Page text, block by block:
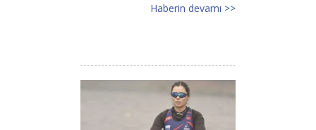
Haberin devamı >>